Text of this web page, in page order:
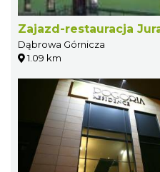
Zajazd-restauracja
Dąbrowa Górnicza
1.09 km